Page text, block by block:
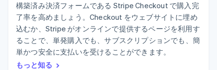
Boost
決済成功率の
最適化
Link
スピーディー
な決済
ポート
Data
データの同
期
AI 企業
クリエイターエコノミ―
ゲーム
ホスピタリティ、旅行、
レジャー
保険
リソース
アプリへの導入
お問い合わせ
営業にお問い合わせ
構築済み決済フォームである Stripe Checkout で購入完
了率を高めましょう。Checkout をウェブサイトに埋め
込むか、Stripe がオンラインで提供するページを利用す
ることで、単発購入でも、サブスクリプションでも、簡
単かつ安全に支払いを受けることができます。
もっと知る